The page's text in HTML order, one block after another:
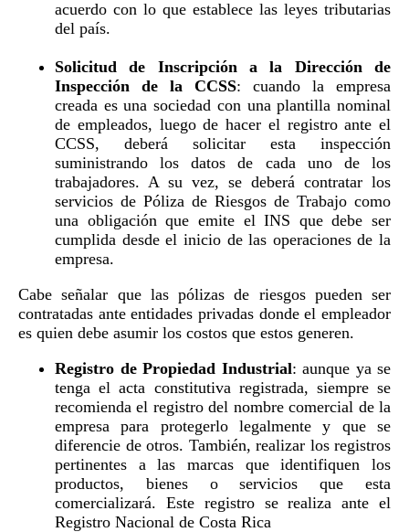
acuerdo con lo que establece las leyes tributarias
del país.
Solicitud de Inscripción a la Dirección de
Inspección de la CCSS: cuando la empresa
creada es una sociedad con una plantilla nominal
de empleados, luego de hacer el registro ante el
CCSS, deberá solicitar esta inspección
suministrando los datos de cada uno de los
trabajadores. A su vez, se deberá contratar los
servicios de Póliza de Riesgos de Trabajo como
una obligación que emite el INS que debe ser
cumplida desde el inicio de las operaciones de la
empresa.
Cabe señalar que las pólizas de riesgos pueden ser
contratadas ante entidades privadas donde el empleador
es quien debe asumir los costos que estos generen.
Registro de Propiedad Industrial: aunque ya se
tenga el acta constitutiva registrada, siempre se
recomienda el registro del nombre comercial de la
empresa para protegerlo legalmente y que se
diferencie de otros. También, realizar los registros
pertinentes a las marcas que identifiquen los
productos, bienes o servicios que esta
comercializará. Este registro se realiza ante el
Registro Nacional de Costa Rica